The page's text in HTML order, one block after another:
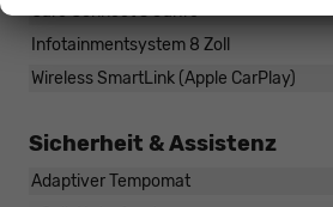
Care Connect 3 Jahre
Infotainmentsystem 8 Zoll
Wireless SmartLink (Apple CarPlay)
Sicherheit & Assistenz
Adaptiver Tempomat